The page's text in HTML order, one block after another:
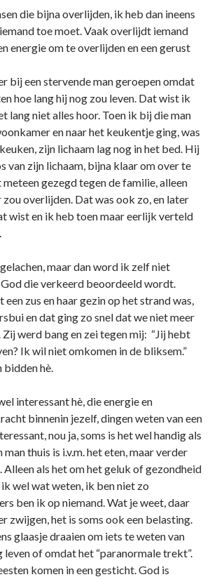
die bijna overlijden, ik heb dan ineens
toe moet. Vaak overlijdt iemand
energie om te overlijden en een gerust
bij een stervende man geroepen omdat
hoe lang hij nog zou leven. Dat wist ik
lang niet alles hoor. Toen ik bij die man
en naar het keukentje ging, was
zijn lichaam lag nog in het bed. Hij
van zijn lichaam, bijna klaar om over te
gezegd tegen de familie, alleen
overlijden. Dat was ook zo, en later
wist en ik heb toen maar eerlijk verteld
maar dan word ik zelf niet
die verkeerd beoordeeld wordt.
een zus en haar gezin op het strand was,
en dat ging zo snel dat we niet meer
werd bang en zei tegen mij: “Jij hebt
Ik wil niet omkomen in de bliksem.”
bidden hè.
interessant hè, die energie en
binnenin jezelf, dingen weten van een
nou ja, soms is het wel handig als
thuis is i.v.m. het eten, maar verder
als het om het geluk of gezondheid
wel wat weten, ik ben niet zo
ben ik op niemand. Wat je weet, daar
zwijgen, het is soms ook een belasting.
glaasje draaien om iets te weten van
leven of omdat het “paranormale trekt”.
komen in een gesticht. God is